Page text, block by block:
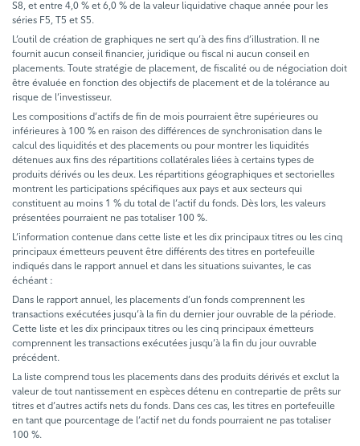
S8, et entre 4,0 % et 6,0 % de la valeur liquidative chaque année pour les
séries F5, T5 et S5.
L’outil de création de graphiques ne sert qu’à des fins d’illustration. Il ne
fournit aucun conseil financier, juridique ou fiscal ni aucun conseil en
placements. Toute stratégie de placement, de fiscalité ou de négociation doit
être évaluée en fonction des objectifs de placement et de la tolérance au
risque de l’investisseur.
Les compositions d’actifs de fin de mois pourraient être supérieures ou
inférieures à 100 % en raison des différences de synchronisation dans le
calcul des liquidités et des placements ou pour montrer les liquidités
détenues aux fins des répartitions collatérales liées à certains types de
produits dérivés ou les deux. Les répartitions géographiques et sectorielles
montrent les participations spécifiques aux pays et aux secteurs qui
constituent au moins 1 % du total de l’actif du fonds. Dès lors, les valeurs
présentées pourraient ne pas totaliser 100 %.
L’information contenue dans cette liste et les dix principaux titres ou les cinq
principaux émetteurs peuvent être différents des titres en portefeuille
indiqués dans le rapport annuel et dans les situations suivantes, le cas
échéant :
Dans le rapport annuel, les placements d’un fonds comprennent les
transactions exécutées jusqu’à la fin du dernier jour ouvrable de la période.
Cette liste et les dix principaux titres ou les cinq principaux émetteurs
comprennent les transactions exécutées jusqu’à la fin du jour ouvrable
précédent.
La liste comprend tous les placements dans des produits dérivés et exclut la
valeur de tout nantissement en espèces détenu en contrepartie de prêts sur
titres et d’autres actifs nets du fonds. Dans ces cas, les titres en portefeuille
en tant que pourcentage de l’actif net du fonds pourraient ne pas totaliser
100 %.